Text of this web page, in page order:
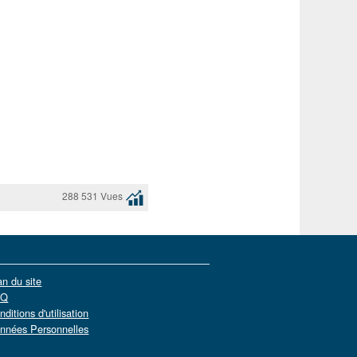
288 531 Vues
du site
d'utilisation
Personnelles